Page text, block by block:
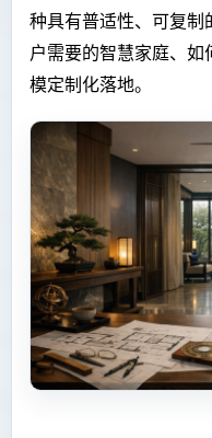
种具有普适性、可复制
户需要的智慧家庭、
模定制化落地。